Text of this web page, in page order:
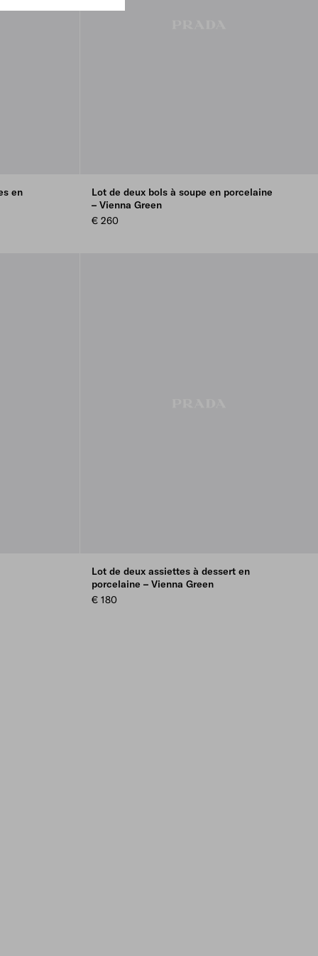
en
Lot de deux bols à soupe en porcelaine
– Vienna Green
€ 260
Lot de deux assiettes à dessert en
porcelaine – Vienna Green
€ 180